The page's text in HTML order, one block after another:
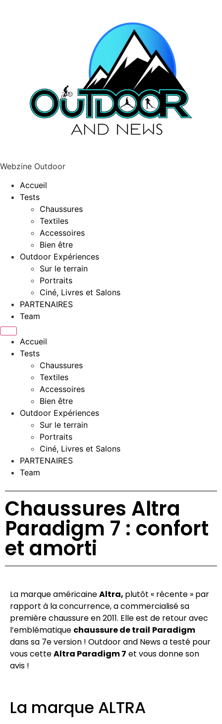
Webzine Outdoor
Accueil
Tests
Chaussures
Textiles
Accessoires
Bien être
Outdoor Expériences
Sur le terrain
Portraits
Ciné, Livres et Salons
PARTENAIRES
Team
Accueil
Tests
Chaussures
Textiles
Accessoires
Bien être
Outdoor Expériences
Sur le terrain
Portraits
Ciné, Livres et Salons
PARTENAIRES
Team
Chaussures Altra
Paradigm 7 : confort
et amorti
La marque américaineAltra, plutôt « récente » par
rapport à la concurrence, a commercialisé sa
première chaussure en 2011. Elle est de retour avec
l’emblématique chaussure de trail Paradigm
dans sa 7e version ! Outdoor and News a testé pour
vous cetteAltra Paradigm 7 et vous donne son
avis !
La marque ALTRA